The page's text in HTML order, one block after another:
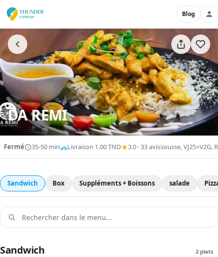
Blog
DA REMI
Fermé 35-50 min Livraison 1.00 TND 3.0 · 33 avissousse, VJ25+V2G,
Sandwich Box Suppléments + Boissons salade
Sandwich 2 plats